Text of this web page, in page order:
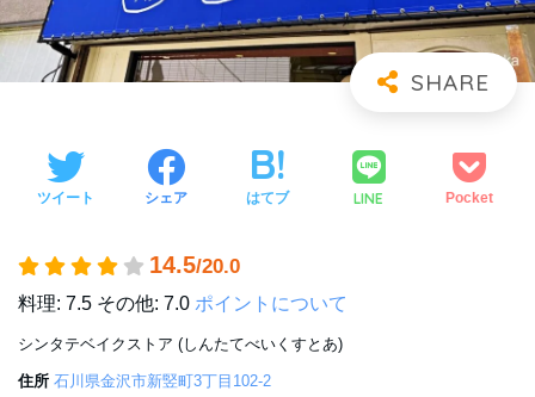
ツイート シェア はてブ LINE Pocket
14.5/20.0
料理: 7.5 その他: 7.0 ポイントについて
シンタテベイクストア (しんたてべいくすとあ)
住所 石川県金沢市新竪町3丁目102-2